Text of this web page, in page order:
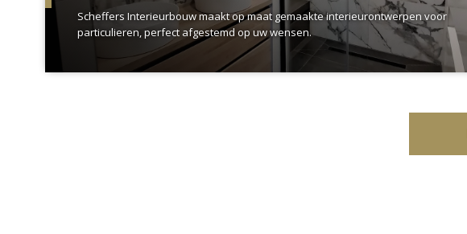
Scheffers Interieurbouw maakt op maat gemaakte interieurontwerpen voor
particulieren, perfect afgestemd op uw wensen.